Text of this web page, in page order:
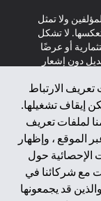
الارتباط
إيقاف تشغيلها.
لملفات تعريف
الموقع ، وإظهار
الإحصائية حول
مع شركائنا في
قد يجمعونها
ولا تمثل
لا تشكل
أو عرضًا
دون إشعار
الموقع للأفراد
الأوروبية أو
مارينو أو
البيانات
الشخصية
في هذه
دعوة أو دعوة